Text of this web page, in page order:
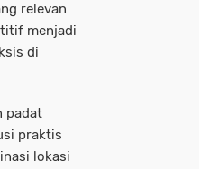
relevan
menjadi
di
padat
praktis
lokasi